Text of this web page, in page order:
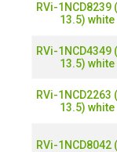
RVi-1NCD8239
13.5) white
RVi-1NCD4349
13.5) white
RVi-1NCD2263
13.5) white
RVi-1NCD8042